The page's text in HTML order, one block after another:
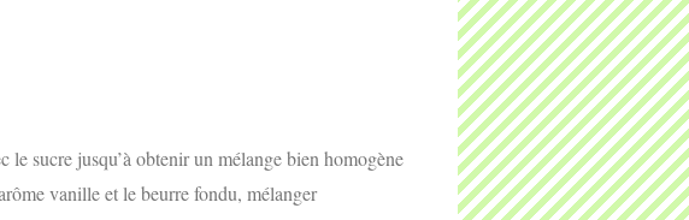
le sucre jusqu’à obtenir un mélange bien homogène
vanille et le beurre fondu, mélanger